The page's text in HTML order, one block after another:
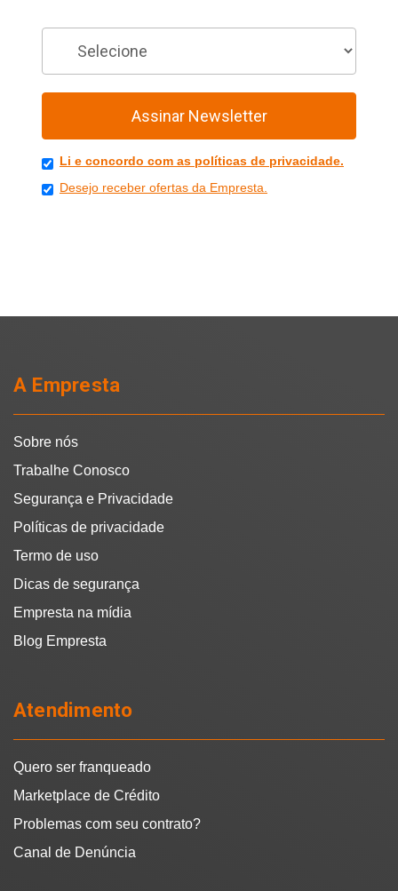
Assinar Newsletter
Li e concordo com as políticas de privacidade.
Desejo receber ofertas da Empresta.
A Empresta
Sobre nós
Trabalhe Conosco
Segurança e Privacidade
Políticas de privacidade
Termo de uso
Dicas de segurança
Empresta na mídia
Blog Empresta
Atendimento
Quero ser franqueado
Marketplace de Crédito
Problemas com seu contrato?
Canal de Denúncia